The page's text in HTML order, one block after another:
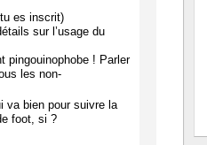
es inscrit)
sur l’usage du
pingouinophobe ! Parler
les non-
va bien pour suivre la
foot, si ?